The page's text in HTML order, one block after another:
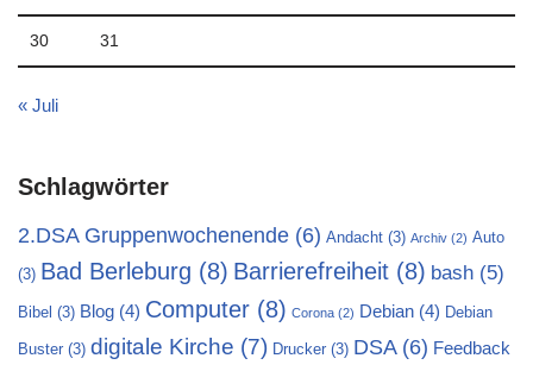
30 31
« Juli
Schlagwörter
2.DSA Gruppenwochenende (6) Andacht (3) Archiv (2) Auto
(3) Bad Berleburg (8) Barrierefreiheit (8) bash (5)
Bibel (3) Blog (4) Computer (8) Corona (2) Debian (4) Debian
Buster (3) digitale Kirche (7) Drucker (3) DSA(6) Feedback